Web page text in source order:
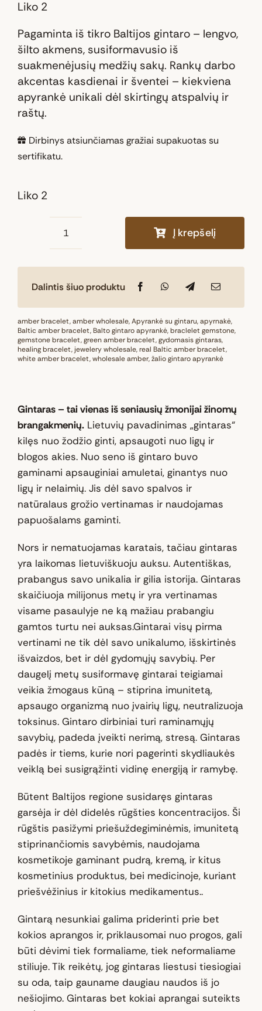
was:
29,00 €.
is:
26,10 €.
Liko 2
Pagaminta iš tikro Baltijos gintaro – lengvo,
šilto akmens, susiformavusio iš
suakmenėjusių medžių sakų. Rankų darbo
akcentas kasdienai ir šventei – kiekviena
apyrankė unikali dėl skirtingų atspalvių ir
raštų.
Dirbinys atsiunčiamas gražiai supakuotas su
sertifikatu.
Liko 2
produkto
Baltijos
apyrankė
„Medaus
lašas“
Į krepšelį
Dalintis šiuo produktu
amber bracelet,amber wholesale,Apyrankė su gintaru,apyrnakė,
Baltic amber bracelet,Balto gintaro apyrankė,braclelet gemstone,
gemstone bracelet,green amber bracelet,gydomasis gintaras,
healing bracelet, jewelery wholesale,real Baltic amber bracelet,
white amber bracelet,wholesale amber,žalio gintaro apyrankė
Gintaras – tai vienas iš seniausių žmonijai žinomų
brangakmenių.Lietuvių pavadinimas „gintaras“
kilęs nuo žodžio ginti, apsaugoti nuo ligų ir
blogos akies. Nuo seno iš gintaro buvo
gaminami apsauginiai amuletai, ginantys nuo
ligų ir nelaimių. Jis dėl savo spalvos ir
natūralaus grožio vertinamas ir naudojamas
papuošalams gaminti.
Nors ir nematuojamas karatais, tačiau gintaras
yra laikomas lietuviškuoju auksu. Autentiškas,
prabangus savo unikalia ir gilia istorija. Gintaras
skaičiuoja milijonus metų ir yra vertinamas
visame pasaulyje ne ką mažiau prabangiu
gamtos turtu nei auksas.Gintarai visų pirma
vertinami ne tik dėl savo unikalumo, išskirtinės
išvaizdos, bet ir dėl gydomųjų savybių. Per
daugelį metų susiformavę gintarai teigiamai
veikia žmogaus kūną – stiprina imunitetą,
apsaugo organizmą nuo įvairių ligų, neutralizuoja
toksinus. Gintaro dirbiniai turi raminamųjų
savybių, padeda įveikti nerimą, stresą. Gintaras
padės ir tiems, kurie nori pagerinti skydliaukės
veiklą bei susigrąžinti vidinę energiją ir ramybę.
Būtent Baltijos regione susidaręs gintaras
garsėja ir dėl didelės rūgšties koncentracijos. Ši
rūgštis pasižymi priešuždegiminėmis, imunitetą
stiprinančiomis savybėmis, naudojama
kosmetikoje gaminant pudrą, kremą, ir kitus
kosmetinius produktus, bei medicinoje, kuriant
priešvėžinius ir kitokius medikamentus..
Gintarą nesunkiai galima priderinti prie bet
kokios aprangos ir, priklausomai nuo progos, gali
būti dėvimi tiek formaliame, tiek neformaliame
stiliuje. Tik reikėtų, jog gintaras liestusi tiesiogiai
su oda, taip gauname daugiau naudos iš jo
nešiojimo. Gintaras bet kokiai aprangai suteikts